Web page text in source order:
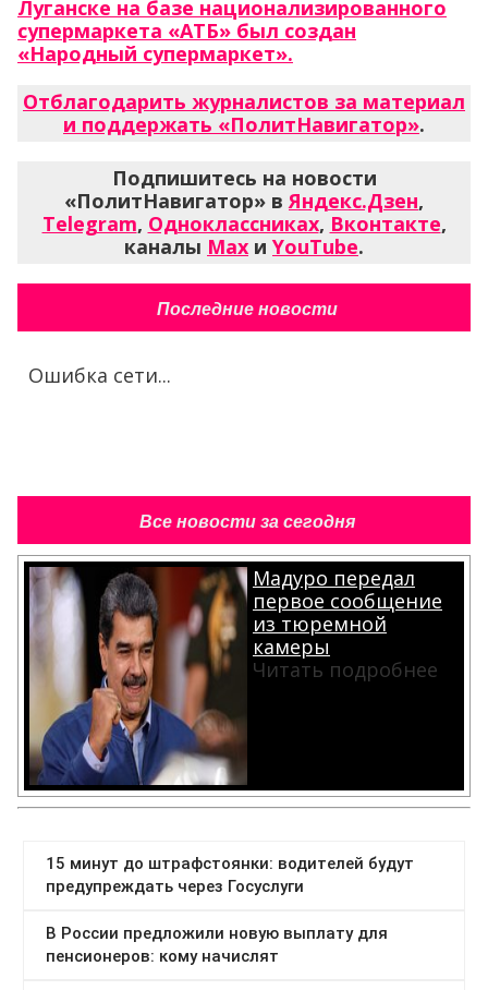
Луганске на базе национализированного
супермаркета «АТБ» был создан
«Народный супермаркет».
Отблагодарить журналистов за материал
и поддержать «ПолитНавигатор».
Подпишитесь на новости
«ПолитНавигатор» вЯндекс.Дзен,
Telegram, Одноклассниках, Вконтакте,
каналы Max и YouTube.
Последние новости
Ошибка сети...
Все новости за сегодня
Мадуро передал
первое сообщение
из тюремной
камеры
Читать подробнее